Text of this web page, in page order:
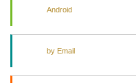
Android
by Email